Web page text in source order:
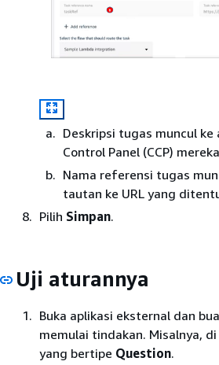
Deskripsi tugas muncul
Control Panel (CCP)
Nama referensi tugas
tautan ke URL yang
Pilih Simpan.
Uji aturannya
Buka aplikasi eksternal dan
memulai tindakan. Misalnya,
yang bertipe Question.